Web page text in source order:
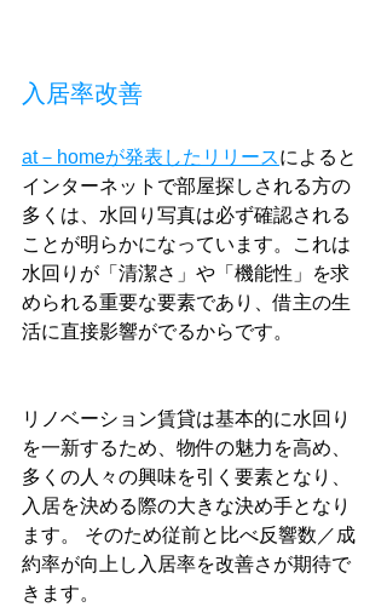
入居率改善
at－homeが発表したリリースによると
インターネットで部屋探しされる方の
多くは、水回り写真は必ず確認される
ことが明らかになっています。これは
水回りが「清潔さ」や「機能性」を求
められる重要な要素であり、借主の生
活に直接影響がでるからです。
リノベーション賃貸は基本的に水回り
を一新するため、物件の魅力を高め、
多くの人々の興味を引く要素となり、
入居を決める際の大きな決め手となり
ます。 そのため従前と比べ反響数／成
約率が向上し入居率を改善さが期待で
きます。